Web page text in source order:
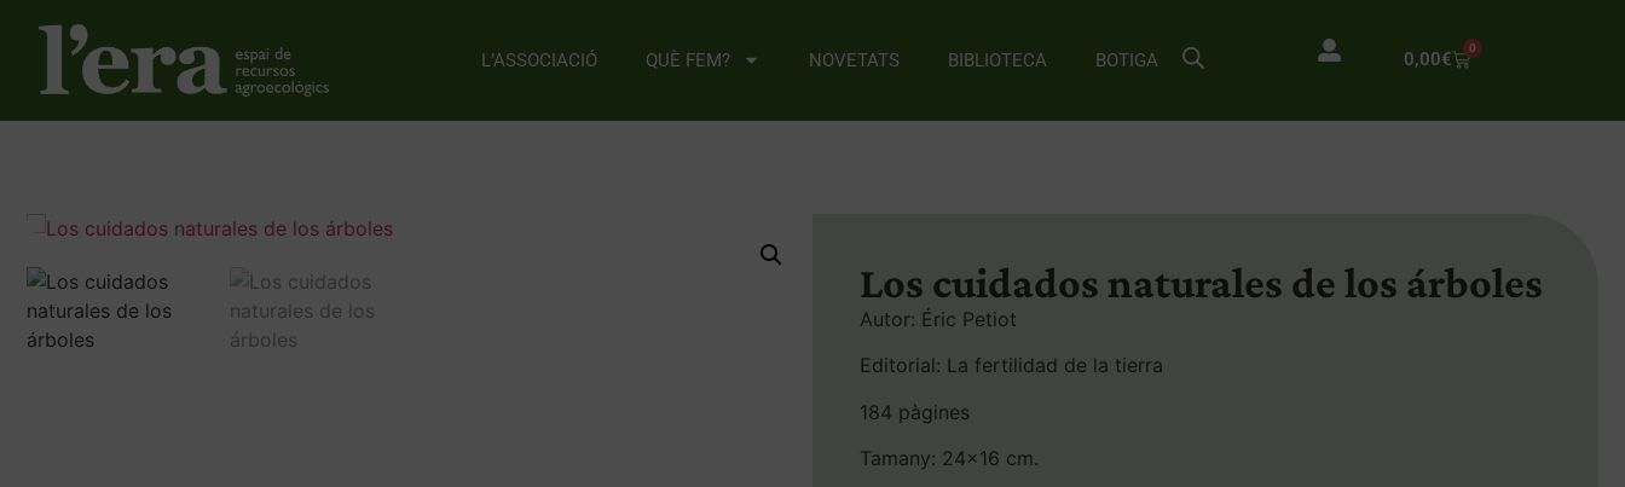
L’ASSOCIACIÓ QUÈ FEM? NOVETATS BIBLIOTECA BOTIGA 0,00€
0
Los cuidados naturales de los árboles
Autor: Éric Petiot
Editorial: La fertilidad de la tierra
184 pàgines
Tamany: 24×16 cm.